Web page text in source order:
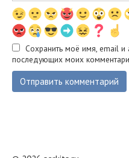
Сохранить моё имя, email и
последующих моих